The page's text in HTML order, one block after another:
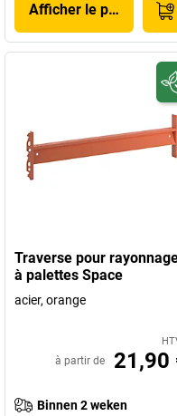
Afficher le produit
Traverse pour
à palettes Space
acier, orange
à partir de 21,90
Binnen 2 weken